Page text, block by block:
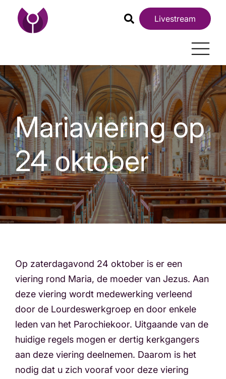
Livestream
Mariaviering op
24 oktober
Op zaterdagavond 24 oktober is er een
viering rond Maria, de moeder van Jezus. Aan
deze viering wordt medewerking verleend
door de Lourdeswerkgroep en door enkele
leden van het Parochiekoor. Uitgaande van de
huidige regels mogen er dertig kerkgangers
aan deze viering deelnemen. Daarom is het
nodig dat u zich vooraf voor deze viering